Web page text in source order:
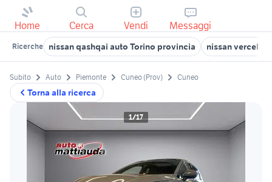
Home Cerca Vendi Messaggi
Ricerche nissan qashqai auto Torino provincia nissan vercelli
Torna alla ricerca
Subito Auto Piemonte Cuneo (Prov) Cuneo
1/17